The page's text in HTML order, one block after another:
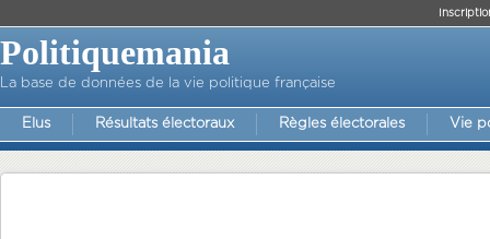
Politiquemania
La base de données de la vie politique française
Elus Résultats électoraux Règles électorales Vie